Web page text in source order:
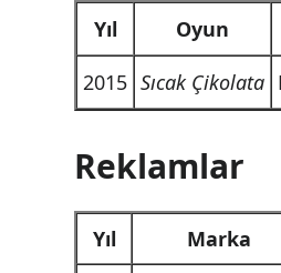
Yıl Oyun
2015 Sıcak Çikolata
Reklamlar
Yıl Marka